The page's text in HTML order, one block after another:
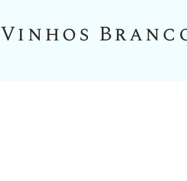
Vinhos